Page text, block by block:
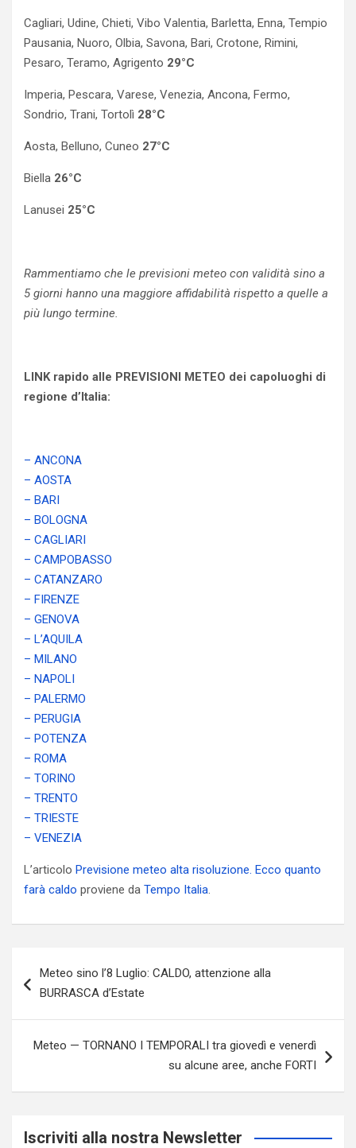
Cagliari, Udine, Chieti, Vibo Valentia, Barletta, Enna, Tempio
Pausania, Nuoro, Olbia, Savona, Bari, Crotone, Rimini,
Pesaro, Teramo, Agrigento 29°C
Imperia, Pescara, Varese, Venezia, Ancona, Fermo,
Sondrio, Trani, Tortolì 28°C
Aosta, Belluno, Cuneo 27°C
Biella 26°C
Lanusei 25°C
Rammentiamo che le previsioni meteo con validità sino a
5 giorni hanno una maggiore affidabilità rispetto a quelle a
più lungo termine.
LINK rapido alle PREVISIONI METEO dei capoluoghi di
regione d’Italia:
– ANCONA
– AOSTA
– BARI
– BOLOGNA
– CAGLIARI
– CAMPOBASSO
– CATANZARO
– FIRENZE
– GENOVA
– L’AQUILA
– MILANO
– NAPOLI
– PALERMO
– PERUGIA
– POTENZA
– ROMA
– TORINO
– TRENTO
– TRIESTE
– VENEZIA
L’articolo Previsione meteo alta risoluzione. Ecco quanto
farà caldo proviene da Tempo Italia.
articoli
Meteo sino l’8 Luglio: CALDO, attenzione alla
BURRASCA d’Estate
Meteo — TORNANO I TEMPORALI tra giovedì e venerdì
su alcune aree, anche FORTI
Iscriviti alla nostra Newsletter